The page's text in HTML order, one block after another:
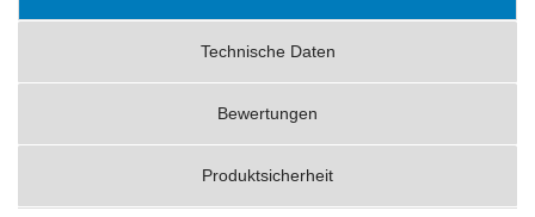
Technische Daten
Bewertungen
Produktsicherheit